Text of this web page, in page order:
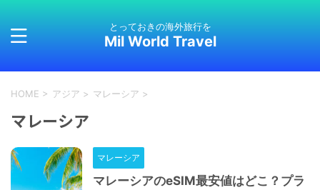
とっておきの海外旅行を
Mil World Travel
HOME > アジア > マレーシア >
マレーシア
マレーシア
マレーシアのeSIM最安値はどこ？プラ